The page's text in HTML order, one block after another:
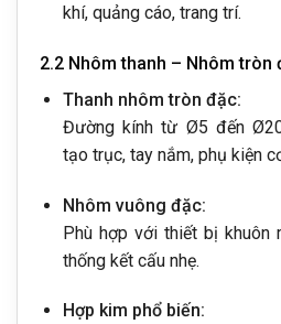
khí, quảng cáo, trang trí.
2.2 Nhôm thanh – Nhôm tròn
Thanh nhôm tròn đặc:
Đường kính từ Ø5 đến
tạo trục, tay nắm, phụ kiện
Nhôm vuông đặc:
Phù hợp với thiết bị khuôn
thống kết cấu nhẹ.
Hợp kim phổ biến: